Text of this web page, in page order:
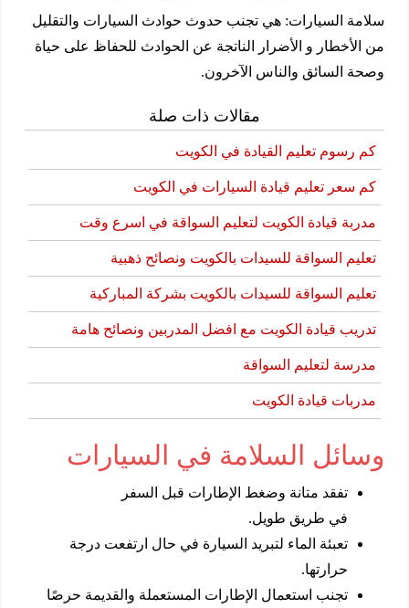
سلامة السيارات: هي تجنب حدوث حوادث السيارات والتقليل
من الأخطار و الأضرار الناتجة عن الحوادث للحفاظ على حياة
وصحة السائق والناس الآخرون.
مقالات ذات صلة
كم رسوم تعليم القيادة في الكويت
كم سعر تعليم قيادة السيارات في الكويت
مدربة قيادة الكويت لتعليم السواقة في اسرع وقت
تعليم السواقة للسيدات بالكويت ونصائح ذهبية
تعليم السواقة للسيدات بالكويت بشركة المباركية
تدريب قيادة الكويت مع افضل المدربين ونصائح هامة
مدرسة لتعليم السواقة
مدربات قيادة الكويت
وسائل السلامة في السيارات
تفقد متانة وضغط الإطارات قبل السفر
في طريق طويل.
تعبئة الماء لتبريد السيارة في حال ارتفعت درجة
حرارتها.
تجنب استعمال الإطارات المستعملة والقديمة حرصًا